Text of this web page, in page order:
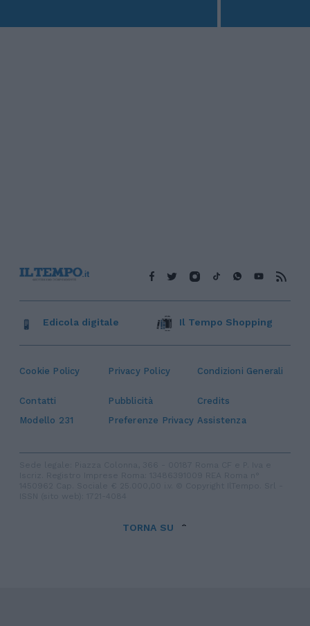
Cookie Policy Privacy Policy Condizioni Generali
Contatti Pubblicità
Credits
Modello 231
Preferenze Privacy Assistenza
Edicola digitale Il Tempo Shopping
TORNA SU